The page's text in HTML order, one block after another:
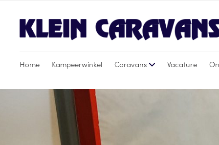
Home Kampeerwinkel Caravans Vacature